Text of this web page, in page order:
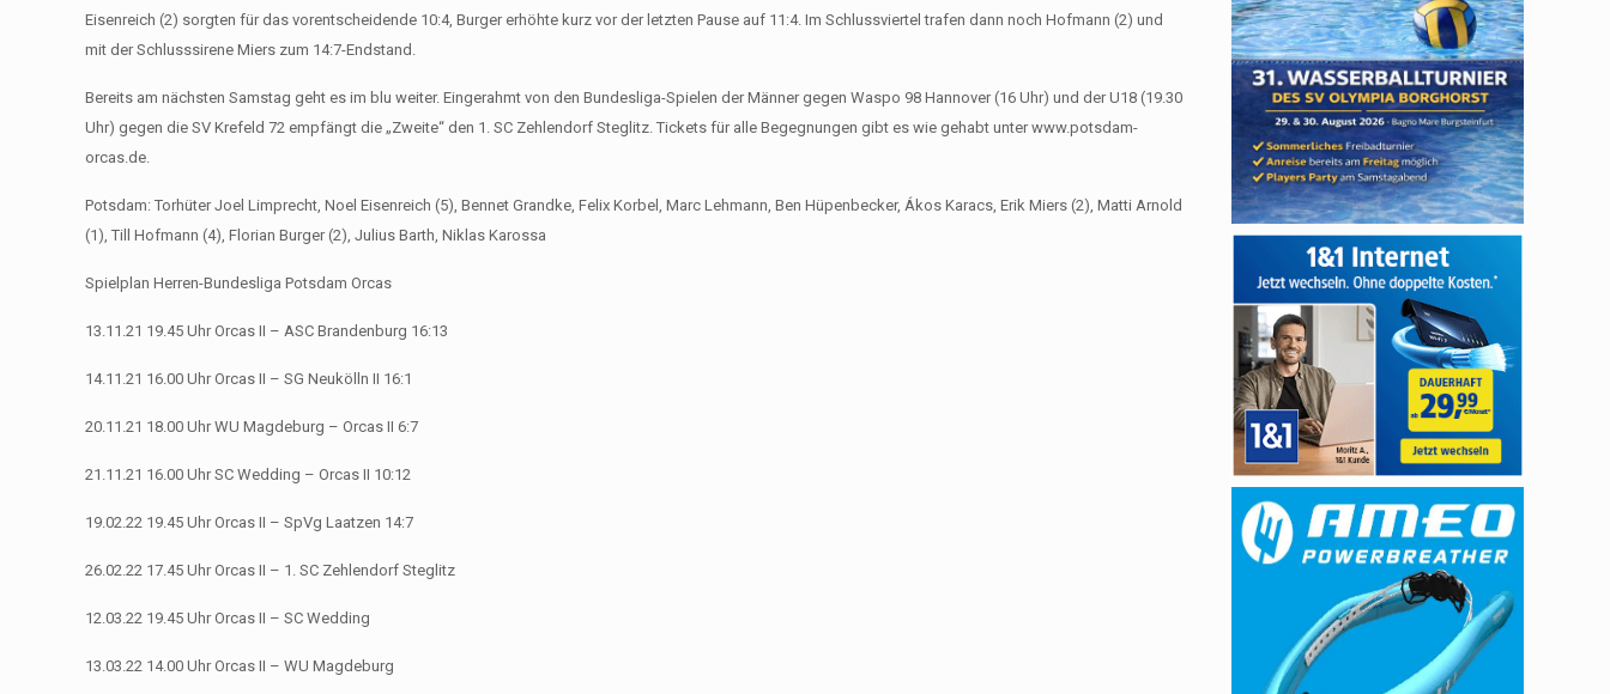
Eisenreich (2) sorgten für das vorentscheidende 10:4, Burger erhöhte kurz vor der letzten Pause auf 11:4. Im Schlussviertel trafen dann noch Hofmann (2) und
mit der Schlusssirene Miers zum 14:7-Endstand.
Bereits am nächsten Samstag geht es im blu weiter. Eingerahmt von den Bundesliga-Spielen der Männer gegen Waspo 98 Hannover (16 Uhr) und der U18 (19.30
Uhr) gegen die SV Krefeld 72 empfängt die „Zweite“ den 1. SC Zehlendorf Steglitz. Tickets für alle Begegnungen gibt es wie gehabt unter www.potsdam-
orcas.de.
Potsdam: Torhüter Joel Limprecht, Noel Eisenreich (5), Bennet Grandke, Felix Korbel, Marc Lehmann, Ben Hüpenbecker, Ákos Karacs, Erik Miers (2), Matti Arnold
(1), Till Hofmann (4), Florian Burger (2), Julius Barth, Niklas Karossa
Spielplan Herren-Bundesliga Potsdam Orcas
13.11.21 19.45 Uhr Orcas II – ASC Brandenburg 16:13
14.11.21 16.00 Uhr Orcas II – SG Neukölln II 16:1
20.11.21 18.00 Uhr WU Magdeburg – Orcas II 6:7
21.11.21 16.00 Uhr SC Wedding – Orcas II 10:12
19.02.22 19.45 Uhr Orcas II – SpVg Laatzen 14:7
26.02.22 17.45 Uhr Orcas II – 1. SC Zehlendorf Steglitz
12.03.22 19.45 Uhr Orcas II – SC Wedding
13.03.22 14.00 Uhr Orcas II – WU Magdeburg